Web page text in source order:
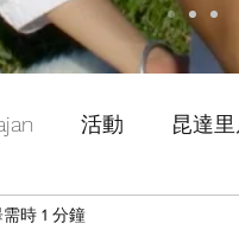
活動 昆達
時 1 分鐘